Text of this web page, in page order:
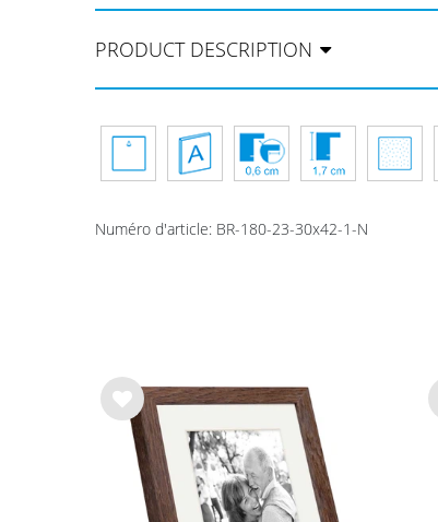
PRODUCT DESCRIPTION
Numéro d'article: BR-180-23-30x42-1-N
List
e de